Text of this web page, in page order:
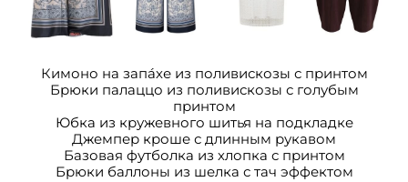
Кимоно на запа́хе из поливискозы с принтом
Брюки палаццо из поливискозы с голубым
принтом
Юбка из кружевного шитья на подкладке
Джемпер кроше с длинным рукавом
Базовая футболка из хлопка с принтом
Брюки баллоны из шелка с тач эффектом